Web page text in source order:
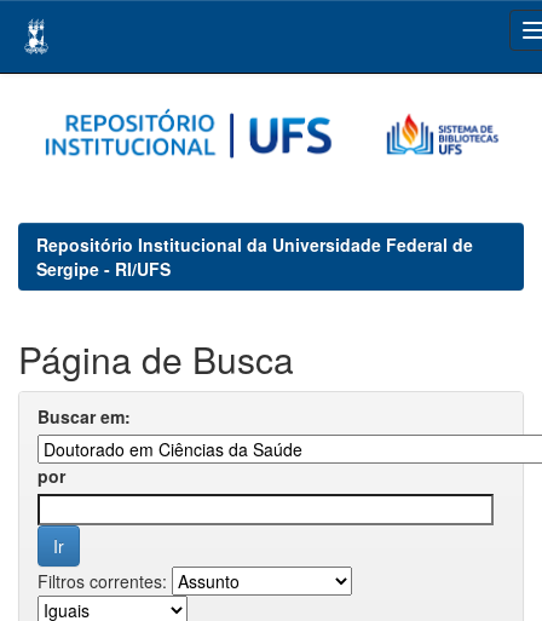
navigation
Repositório Institucional da Universidade Federal de
Sergipe - RI/UFS
Página de Busca
Buscar em:
por
Filtros correntes: